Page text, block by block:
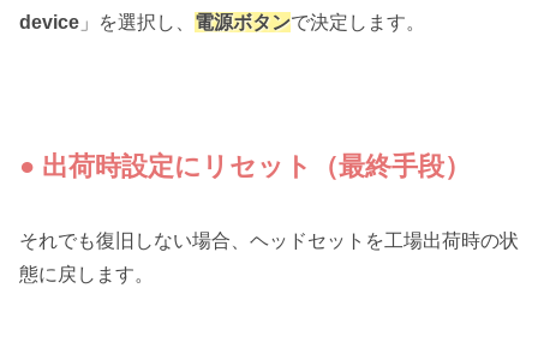
device 」を選択し、 電源ボタンで決定します。
● 出荷時設定にリセット（最終手段）
それでも復旧しない場合、ヘッドセットを工場出荷時の状
態に戻します。